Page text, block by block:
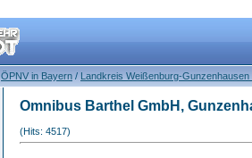
ÖPNV in Bayern / Landkreis Weißenburg-Gunzenhausen
Omnibus Barthel GmbH,
(Hits: 4517)